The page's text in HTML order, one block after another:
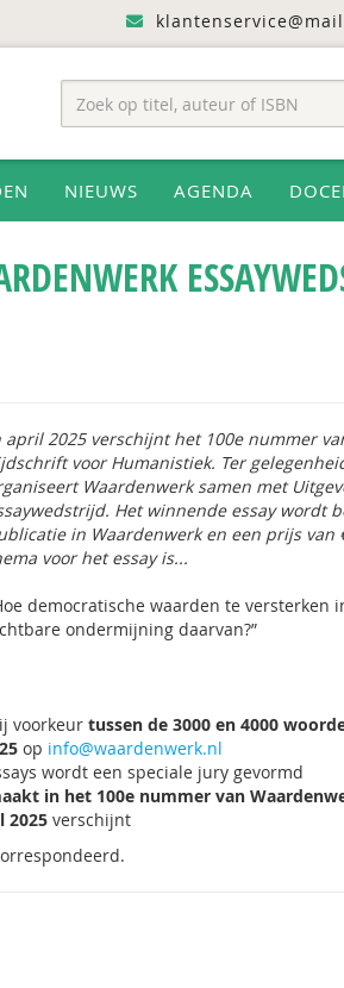
NIEUWS AGENDA
april 2025 verschijnt het 100e nummer
voor Humanistiek. Ter
Waardenwerk samen met
Het winnende essay wordt
in Waardenwerk en een prijs van
voor het essay is...
democratische waarden te versterken
ondermijning daarvan?”
voorkeur tussen de 3000 en 4000
op info@waardenwerk.nl
wordt een speciale jury gevormd
in het 100e nummer van
2025 verschijnt